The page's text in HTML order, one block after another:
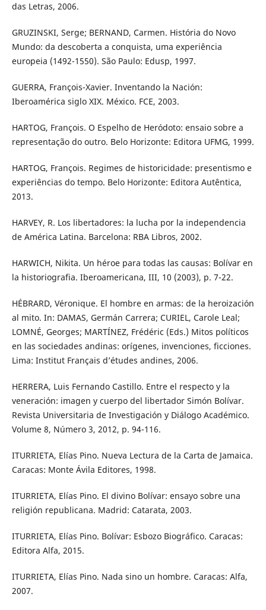
das Letras, 2006.
GRUZINSKI, Serge; BERNAND, Carmen. História do Novo
Mundo: da descoberta a conquista, uma experiência
europeia (1492-1550). São Paulo: Edusp, 1997.
GUERRA, François-Xavier. Inventando la Nación:
Iberoamérica siglo XIX. México. FCE, 2003.
HARTOG, François. O Espelho de Heródoto: ensaio sobre a
representação do outro. Belo Horizonte: Editora UFMG, 1999.
HARTOG, François. Regimes de historicidade: presentismo e
experiências do tempo. Belo Horizonte: Editora Autêntica,
2013.
HARVEY, R. Los libertadores: la lucha por la independencia
de América Latina. Barcelona: RBA Libros, 2002.
HARWICH, Nikita. Un héroe para todas las causas: Bolívar en
la historiografia. Iberoamericana, III, 10 (2003), p. 7-22.
HÉBRARD, Véronique. El hombre en armas: de la heroización
al mito. In: DAMAS, Germán Carrera; CURIEL, Carole Leal;
LOMNÉ, Georges; MARTÍNEZ, Frédéric (Eds.) Mitos políticos
en las sociedades andinas: orígenes, invenciones, ficciones.
Lima: Institut Français d’études andines, 2006.
HERRERA, Luis Fernando Castillo. Entre el respecto y la
veneración: imagen y cuerpo del libertador Simón Bolívar.
Revista Universitaria de Investigación y Diálogo Académico.
Volume 8, Número 3, 2012, p. 94-116.
ITURRIETA, Elías Pino. Nueva Lectura de la Carta de Jamaica.
Caracas: Monte Ávila Editores, 1998.
ITURRIETA, Elías Pino. El divino Bolívar: ensayo sobre una
religión republicana. Madrid: Catarata, 2003.
ITURRIETA, Elías Pino. Bolívar: Esbozo Biográfico. Caracas:
Editora Alfa, 2015.
ITURRIETA, Elías Pino. Nada sino un hombre. Caracas: Alfa,
2007.